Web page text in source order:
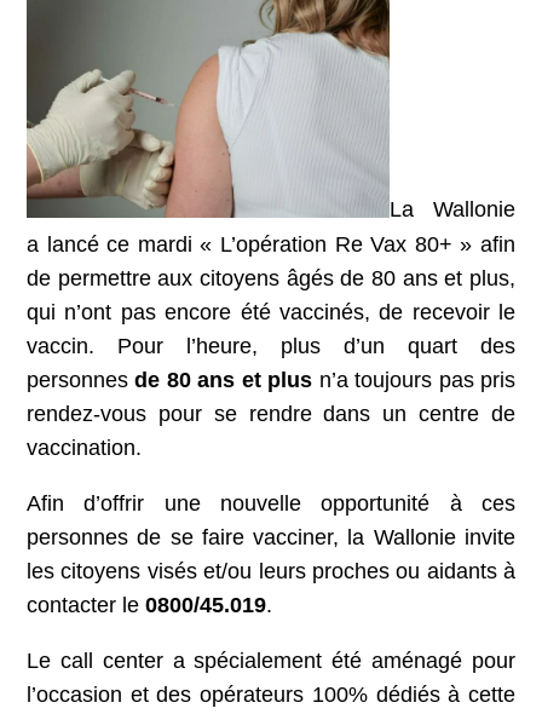
La Wallonie
a lancé ce mardi « L’opération Re Vax 80+ » afin
de permettre aux citoyens âgés de 80 ans et plus,
qui n’ont pas encore été vaccinés, de recevoir le
vaccin. Pour l’heure, plus d’un quart des
personnesde 80 ans et plus n’a toujours pas pris
rendez-vous pour se rendre dans un centre de
vaccination.
Afin d’offrir une nouvelle opportunité à ces
personnes de se faire vacciner, la Wallonie invite
les citoyens visés et/ou leurs proches ou aidants à
contacter le 0800/45.019.
Le call center a spécialement été aménagé pour
l’occasion et des opérateurs 100% dédiés à cette